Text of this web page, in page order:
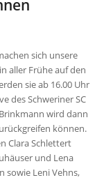
sich unsere
aller Frühe auf den
sie ab 16.00 Uhr
des Schweriner SC
wird dann
können.
Clara Schlettert
und Lena
sowie Leni Vehns,